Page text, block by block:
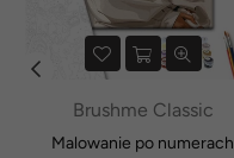
Brushme Classic
Malowanie po numerach